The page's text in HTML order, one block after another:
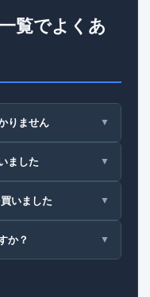
覧でよくあ
りません ▼
ました ▼
いました ▼
か？ ▼